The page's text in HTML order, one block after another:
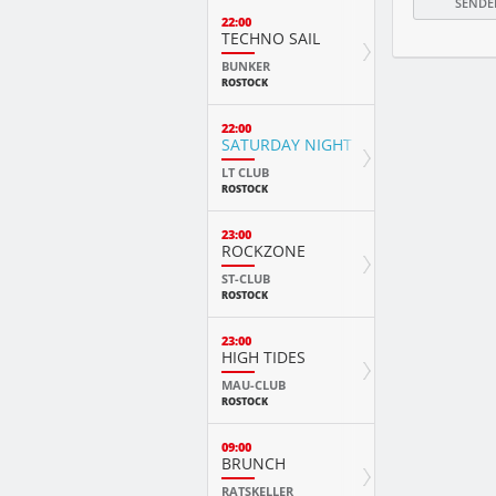
22:00
TECHNO SAIL
BUNKER
ROSTOCK
22:00
SATURDAY NIGHT FEVER
LT CLUB
ROSTOCK
23:00
ROCKZONE
ST-CLUB
ROSTOCK
23:00
HIGH TIDES
MAU-CLUB
ROSTOCK
09:00
BRUNCH
RATSKELLER